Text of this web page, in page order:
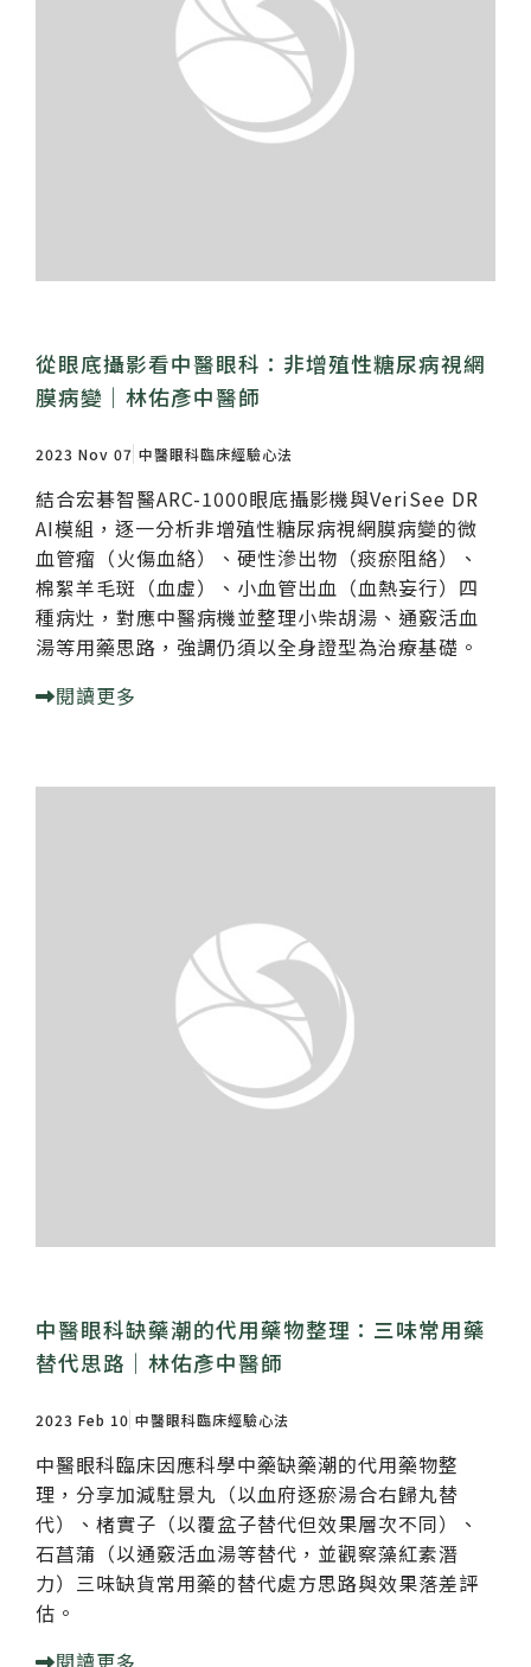
從眼底攝影看中醫眼科：非增殖性糖尿病視網
膜病變｜林佑彥中醫師
2023 Nov 07 中醫眼科臨床經驗心法
結合宏碁智醫ARC-1000眼底攝影機與VeriSee DR
AI模組，逐一分析非增殖性糖尿病視網膜病變的微
血管瘤（火傷血絡）、硬性滲出物（痰瘀阻絡）、
棉絮羊毛斑（血虛）、小血管出血（血熱妄行）四
種病灶，對應中醫病機並整理小柴胡湯、通竅活血
湯等用藥思路，強調仍須以全身證型為治療基礎。
閱讀更多
中醫眼科缺藥潮的代用藥物整理：三味常用藥
替代思路｜林佑彥中醫師
2023 Feb 10 中醫眼科臨床經驗心法
中醫眼科臨床因應科學中藥缺藥潮的代用藥物整
理，分享加減駐景丸（以血府逐瘀湯合右歸丸替
代）、楮實子（以覆盆子替代但效果層次不同）、
石菖蒲（以通竅活血湯等替代，並觀察藻紅素潛
力）三味缺貨常用藥的替代處方思路與效果落差評
估。
閱讀更多